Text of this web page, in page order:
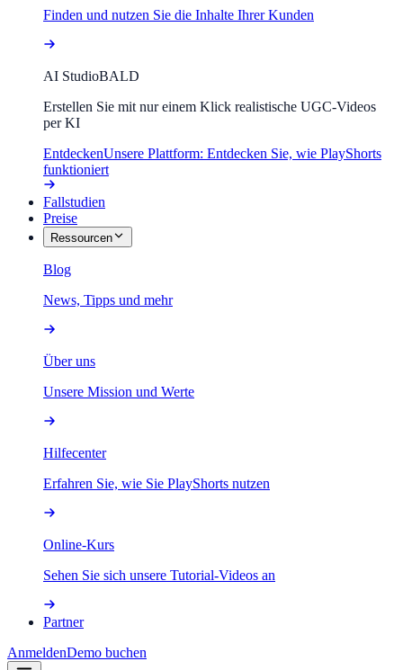
Finden und nutzen Sie die Inhalte Ihrer Kunden
AI StudioBALD
Erstellen Sie mit nur einem Klick realistische UGC-Videos
per KI
EntdeckenUnsere Plattform: Entdecken Sie, wie PlayShorts
funktioniert
Fallstudien
Preise
Ressourcen
Blog
News, Tipps und mehr
Über uns
Unsere Mission und Werte
Hilfecenter
Erfahren Sie, wie Sie PlayShorts nutzen
Online-Kurs
Sehen Sie sich unsere Tutorial-Videos an
Partner
AnmeldenDemo buchen